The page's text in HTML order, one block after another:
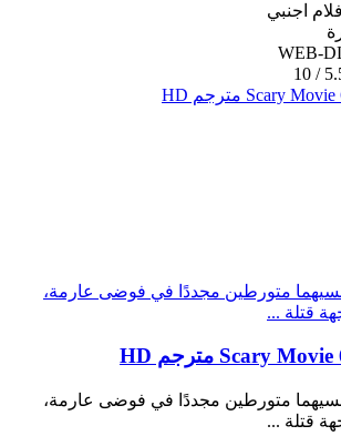
افلام اجنبي
WEB-
5.5 /
متورطين مجددًا في فوضى عارمة،
قتلة ...
متورطين مجددًا في فوضى عارمة،
قتلة ...